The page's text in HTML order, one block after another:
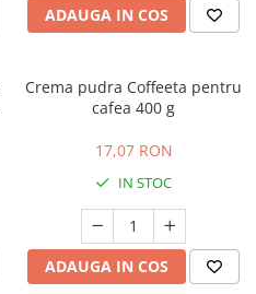
ADAUGA IN COS
Crema pudra Coffeeta pentru
cafea 400 g
17,07 RON
IN STOC
ADAUGA IN COS